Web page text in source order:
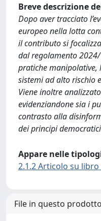
Breve descrizione
Dopo aver tracciato
europeo nella lotta
il contributo si
dal regolamento
pratiche manipolative,
sistemi ad alto rischio
Viene inoltre
evidenziandone sia i
contrasto alla
dei principi
Appare nelle
2.1.2 Articolo su libro
File in questo